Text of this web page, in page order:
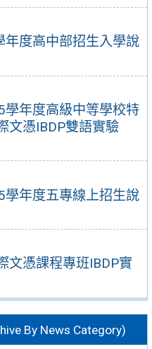
度高中部招生入學說
年度高級中等學校特
文憑IBDP雙語實驗
年度五專線上招生說
文憑課程專班IBDP實
By News Category)